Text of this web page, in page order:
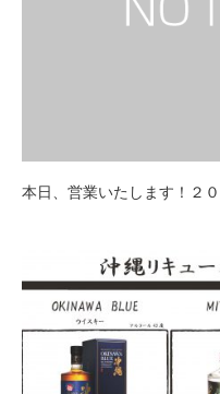
本日、営業いたします！２